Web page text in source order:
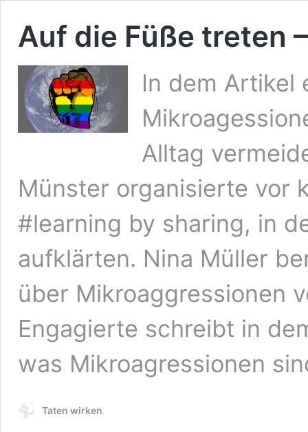
Auf die Füße treten
In dem Artikel
Alltag
Münster organisierte vor
#learning by sharing, in
aufklärten. Nina Müller
über Mikroaggressionen
Engagierte schreibt in
was Mikroagressionen
Taten wirken